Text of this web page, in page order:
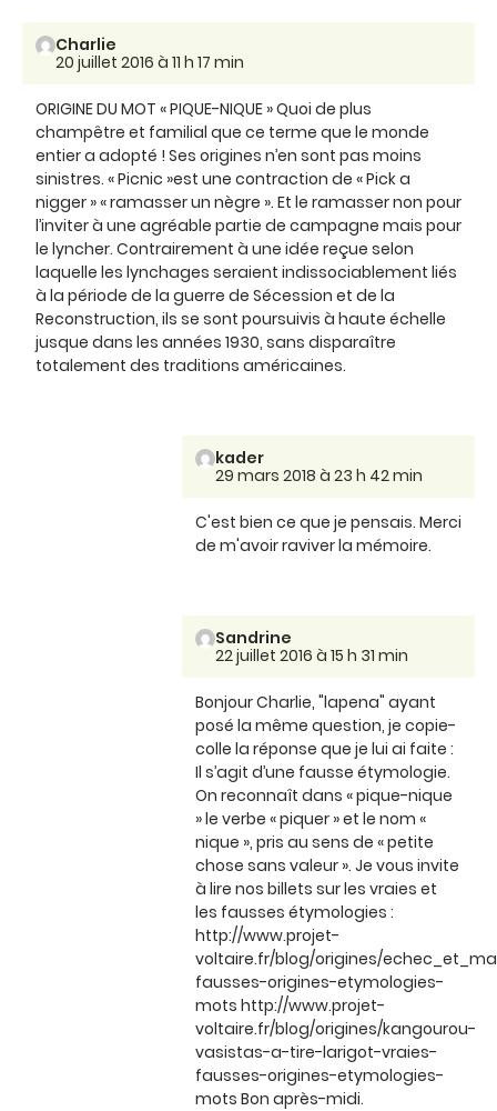
Charlie
20 juillet 2016 à 11 h 17 min
ORIGINE DU MOT « PIQUE-NIQUE » Quoi de plus
champêtre et familial que ce terme que le monde
entier a adopté ! Ses origines n’en sont pas moins
sinistres. « Picnic »est une contraction de « Pick a
nigger » « ramasser un nègre ». Et le ramasser non pour
l’inviter à une agréable partie de campagne mais pour
le lyncher. Contrairement à une idée reçue selon
laquelle les lynchages seraient indissociablement liés
à la période de la guerre de Sécession et de la
Reconstruction, ils se sont poursuivis à haute échelle
jusque dans les années 1930, sans disparaître
totalement des traditions américaines.
kader
29 mars 2018 à 23 h 42 min
C'est bien ce que je pensais. Merci
de m'avoir raviver la mémoire.
Sandrine
22 juillet 2016 à 15 h 31 min
Bonjour Charlie, "lapena" ayant
posé la même question, je copie-
colle la réponse que je lui ai faite :
Il s’agit d’une fausse étymologie.
On reconnaît dans « pique-nique
» le verbe « piquer » et le nom «
nique », pris au sens de « petite
chose sans valeur ». Je vous invite
à lire nos billets sur les vraies et
les fausses étymologies :
http://www.projet-
voltaire.fr/blog/origines/
fausses-origines-etymologies-
mots http://www.projet-
voltaire.fr/blog/origines/kangourou-
vasistas-a-tire-larigot-vraies-
fausses-origines-etymologies-
mots Bon après-midi.